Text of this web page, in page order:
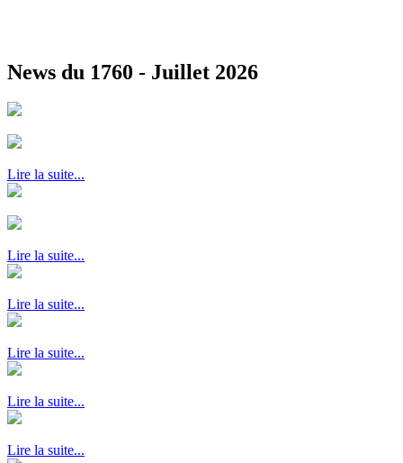
News du 1760 - Juillet 2026
Lire la suite...
Lire la suite...
Lire la suite...
Lire la suite...
Lire la suite...
Lire la suite...